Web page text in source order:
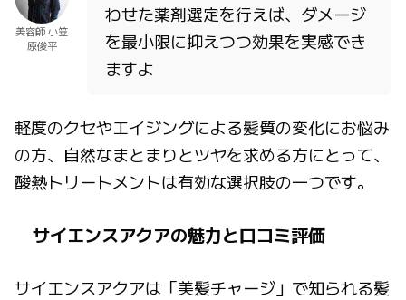
美容師 小笠
原俊平
わせた薬剤選定を行えば、ダメージ
を最小限に抑えつつ効果を実感でき
ますよ
軽度のクセやエイジングによる髪質の変化にお悩み
の方、自然なまとまりとツヤを求める方にとって、
酸熱トリートメントは有効な選択肢の一つです。
サイエンスアクアの魅力と口コミ評価
サイエンスアクアは「美髪チャージ」で知られる髪